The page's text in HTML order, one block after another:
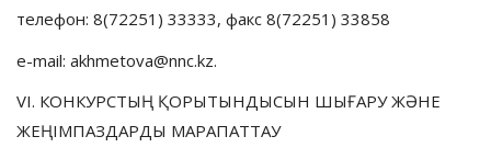
телефон: 8(72251) 33333, факс 8(72251) 33858
е-mail: akhmetova@nnc.kz.
VI. КОНКУРСТЫҢ ҚОРЫТЫНДЫСЫН ШЫҒАРУ ЖӘНЕ
ЖЕҢІМПАЗДАРДЫ МАРАПАТТАУ